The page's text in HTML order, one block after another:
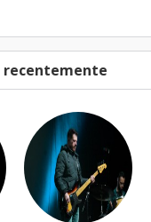
recentemente